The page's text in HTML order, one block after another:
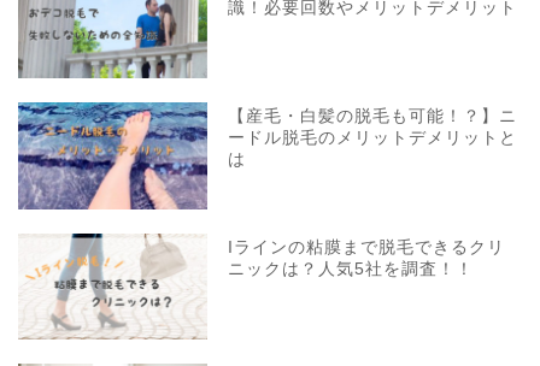
識！必要回数やメリットデメリット
【産毛・白髪の脱毛も可能！？】ニ
ードル脱毛のメリットデメリットと
は
Iラインの粘膜まで脱毛できるクリ
ニックは？人気5社を調査！！